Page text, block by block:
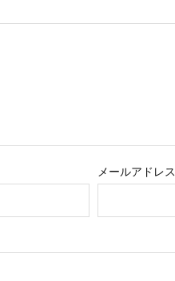
メールアドレス